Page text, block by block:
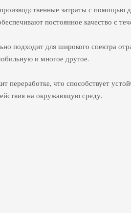
затраты с помощью
постоянное качество с
подходит для широкого спектра
и многое другое.
переработке, что способствует
на окружающую среду.